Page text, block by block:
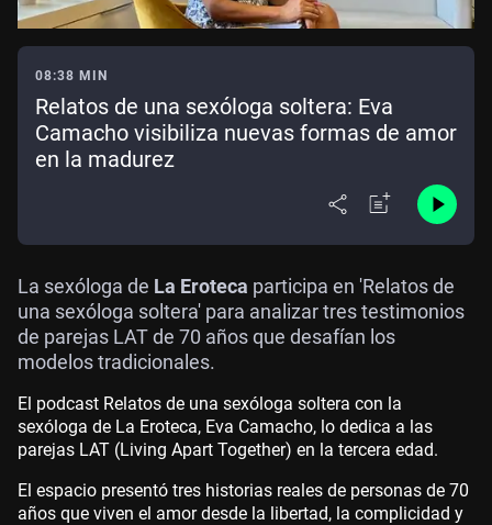
08:38 MIN
Relatos de una sexóloga soltera: Eva
Camacho visibiliza nuevas formas de amor
en la madurez
La sexóloga de La Eroteca participa en 'Relatos de
una sexóloga soltera' para analizar tres testimonios
de parejas LAT de 70 años que desafían los
modelos tradicionales.
El podcast Relatos de una sexóloga soltera con la
sexóloga de La Eroteca, Eva Camacho, lo dedica a las
parejas LAT (Living Apart Together) en la tercera edad.
El espacio presentó tres historias reales de personas de 70
años que viven el amor desde la libertad, la complicidad y